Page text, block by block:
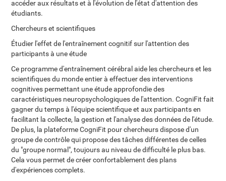
accéder aux résultats et à l'évolution de l'état d'attention des
étudiants.
Chercheurs et scientifiques
Étudier l'effet de l'entraînement cognitif sur l'attention des
participants à une étude
Ce programme d'entraînement cérébral aide les chercheurs et les
scientifiques du monde entier à effectuer des interventions
cognitives permettant une étude approfondie des
caractéristiques neuropsychologiques de l'attention. CogniFit fait
gagner du temps à l'équipe scientifique et aux participants en
facilitant la collecte, la gestion et l'analyse des données de l'étude.
De plus, la plateforme CogniFit pour chercheurs dispose d'un
groupe de contrôle qui propose des tâches différentes de celles
du "groupe normal", toujours au niveau de difficulté le plus bas.
Cela vous permet de créer confortablement des plans
d'expériences complets.